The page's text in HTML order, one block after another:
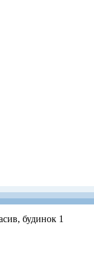
будинок 1